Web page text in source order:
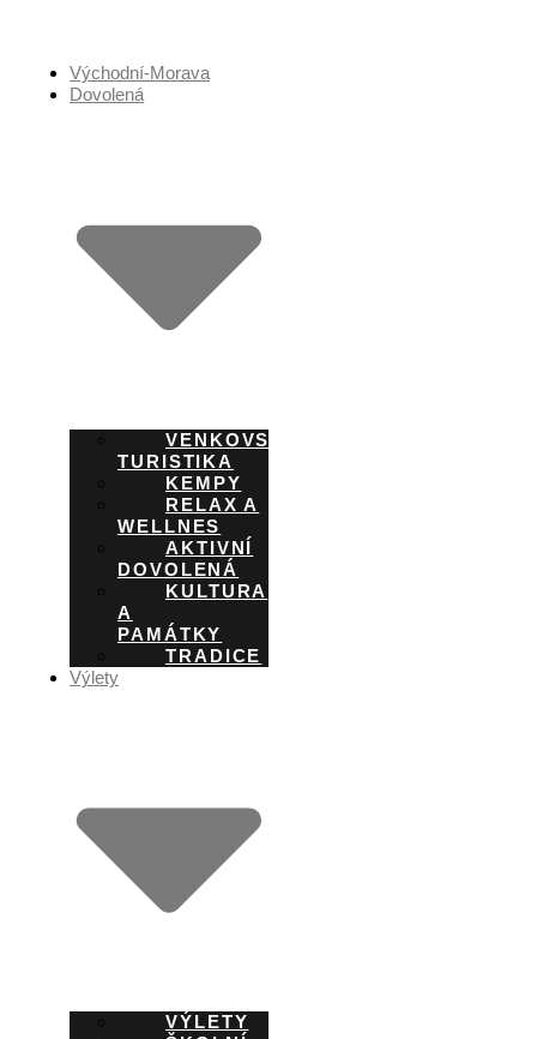
Východní-Morava
Dovolená
VENKOVSKÁ
TURISTIKA
KEMPY
RELAX A
WELLNES
AKTIVNÍ
DOVOLENÁ
KULTURA
A
PAMÁTKY
TRADICE
Výlety
VÝLETY